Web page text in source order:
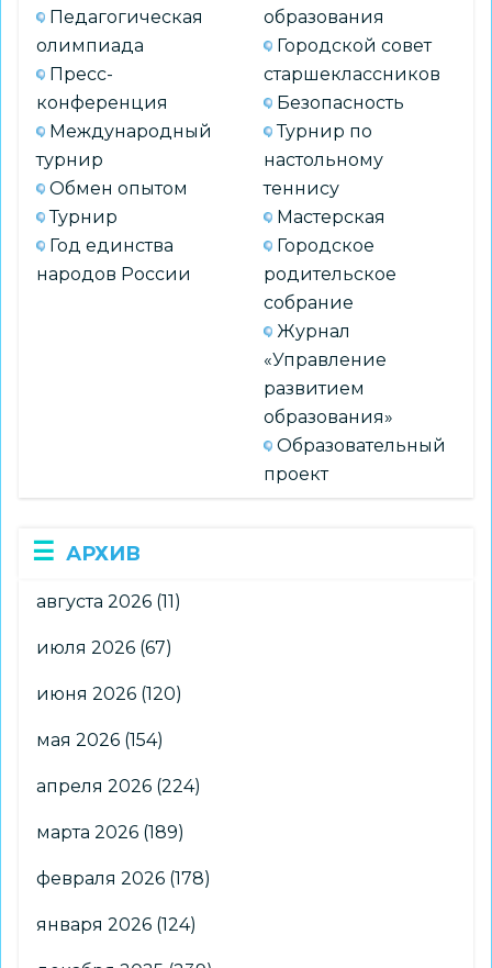
Педагогическая
олимпиада
Пресс-
конференция
Международный
турнир
Обмен опытом
Турнир
Год единства
народов России
образования
Городской совет
старшеклассников
Безопасность
Турнир по
настольному
теннису
Мастерская
Городское
родительское
собрание
Журнал
«Управление
развитием
образования»
Образовательный
проект
АРХИВ
августа 2026 (11)
июля 2026 (67)
июня 2026 (120)
мая 2026 (154)
апреля 2026 (224)
марта 2026 (189)
февраля 2026 (178)
января 2026 (124)